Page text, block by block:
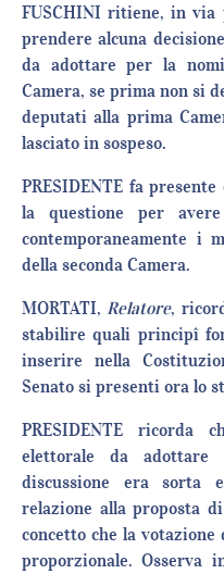
FUSCHINI ritiene, in via
prendere alcuna
da adottare per la
Camera, se prima non si
deputati alla prima
lasciato in sospeso.
PRESIDENTE fa
la questione per
contemporaneamente i
della seconda Camera.
MORTATI,Relatore,
stabilire quali principî
inserire nella
Senato si presenti ora lo
PRESIDENTE ricorda
elettorale da
discussione era sorta
relazione alla proposta
concetto che la votazione
proporzionale.